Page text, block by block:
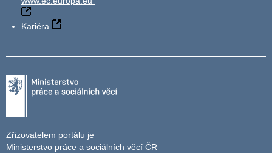
Kariéra
Zřizovatelem portálu je
Ministerstvo práce a sociálních věcí ČR